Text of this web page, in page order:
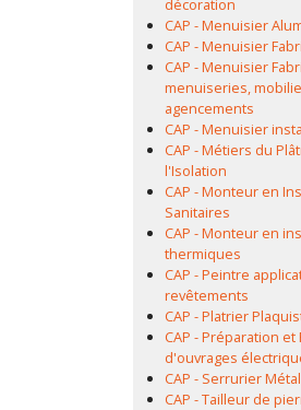
décoration
CAP - Menuisier
CAP - Menuisier
CAP - Menuisier
menuiseries,
agencements
CAP - Menuisier
CAP - Métiers du
l'Isolation
CAP - Monteur en
Sanitaires
CAP - Monteur en
thermiques
CAP - Peintre
revêtements
CAP - Platrier
CAP - Préparation et
d'ouvrages
CAP - Serrurier
CAP - Tailleur de